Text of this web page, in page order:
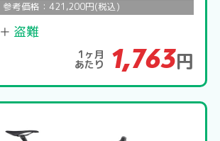
参考価格：421,200円(税込)
＋ 盗難
1ヶ月
あたり 1,763円